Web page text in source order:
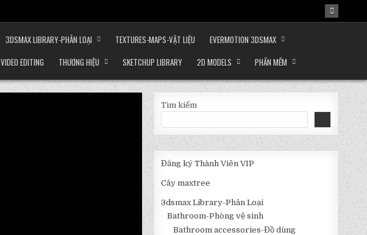
3DSMAX LIBRARY-PHÂN LOẠI TEXTURES-MAPS-VẬT LIỆU
EVERMOTION 3DSMAX
VIDEO EDITING THƯƠNG HIỆU SKETCHUP LIBRARY 2D MODELS PHẦN MỀM
Tìm kiếm
Đăng ký Thành Viên VIP
Cây maxtree
3dsmax Library-Phân Loại
Bathroom-Phòng vệ sinh
Bathroom accessories-Đồ dùng